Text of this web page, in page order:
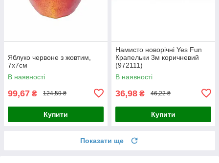
Яблуко червоне з жовтим,
7х7см
В наявності
99,67 ₴ 124,59 ₴
Купити
Намисто новорічні Yes Fun
Крапельки 3м коричневий
(972111)
В наявності
36,98 ₴ 46,22 ₴
Купити
Показати ще